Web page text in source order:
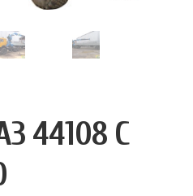
44108 С